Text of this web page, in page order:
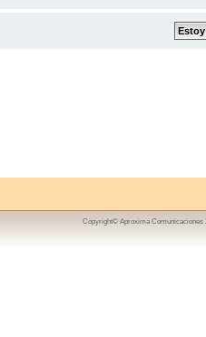
Copyright© Aproxima Comunicaciones